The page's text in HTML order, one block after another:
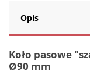
Opis
Koło pasowe
Ø90 mm